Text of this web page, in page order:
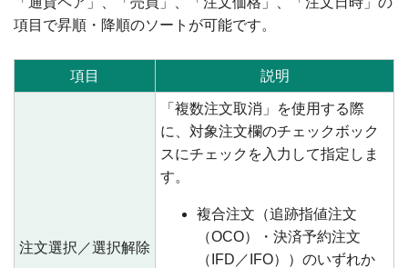
項目で昇順・降順のソートが可能です。
項目 説明
注文選択／選択解除
「複数注文取消」を使用する際
に、対象注文欄のチェックボック
スにチェックを入力して指定しま
す。
複合注文（追跡指値注文
（OCO）・決済予約注文
（IFD／IFO））のいずれか